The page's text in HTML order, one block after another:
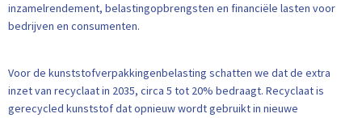
inzamelrendement, belastingopbrengsten en financiële lasten voor
bedrijven en consumenten.
Voor de kunststofverpakkingenbelasting schatten we dat de extra
inzet van recyclaat in 2035, circa 5 tot 20% bedraagt. Recyclaat is
gerecycled kunststof dat opnieuw wordt gebruikt in nieuwe